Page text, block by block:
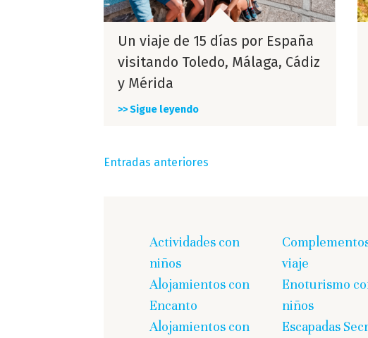
Un viaje de 15 días por España
visitando Toledo, Málaga, Cádiz
y Mérida
>> Sigue leyendo
Navegación
Entradas anteriores
Actividades con
niños
Alojamientos con
Encanto
Alojamientos con
viaje
Enoturismo
niños
Escapadas